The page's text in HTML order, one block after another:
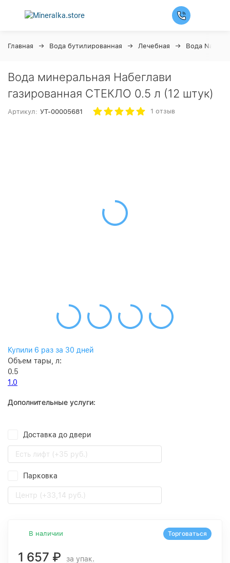
Главная Вода бутилированная Лечебная Вода
Вода минеральная Набеглави
газированная СТЕКЛО 0.5 л (12 штук)
Артикул: УТ-00005681 1 отзыв
Купили 6 раз за 30 дней
Объем тары, л:
0.5
1.0
Дополнительные услуги:
Доставка до двери
Есть лифт (+35 руб.)
Парковка
Центр (+33,14 руб.)
В наличии
1 657 ₽ за упак.
Торговаться